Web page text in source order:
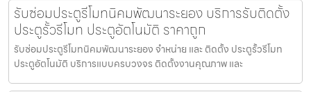
รับซ่อมประตูรีโมทนิคมพัฒนาระยอง บริการรับติดตั้ง
ประตูรั้วรีโมท ประตูอัตโนมัติ ราคาถูก
รับซ่อมประตูรีโมทนิคมพัฒนาระยอง จำหน่าย และ ติดตั้ง ประตูรั้วรีโมท
ประตูอัตโนมัติ บริการแบบครบวงจร ติดตั้งงานคุณภาพ และ